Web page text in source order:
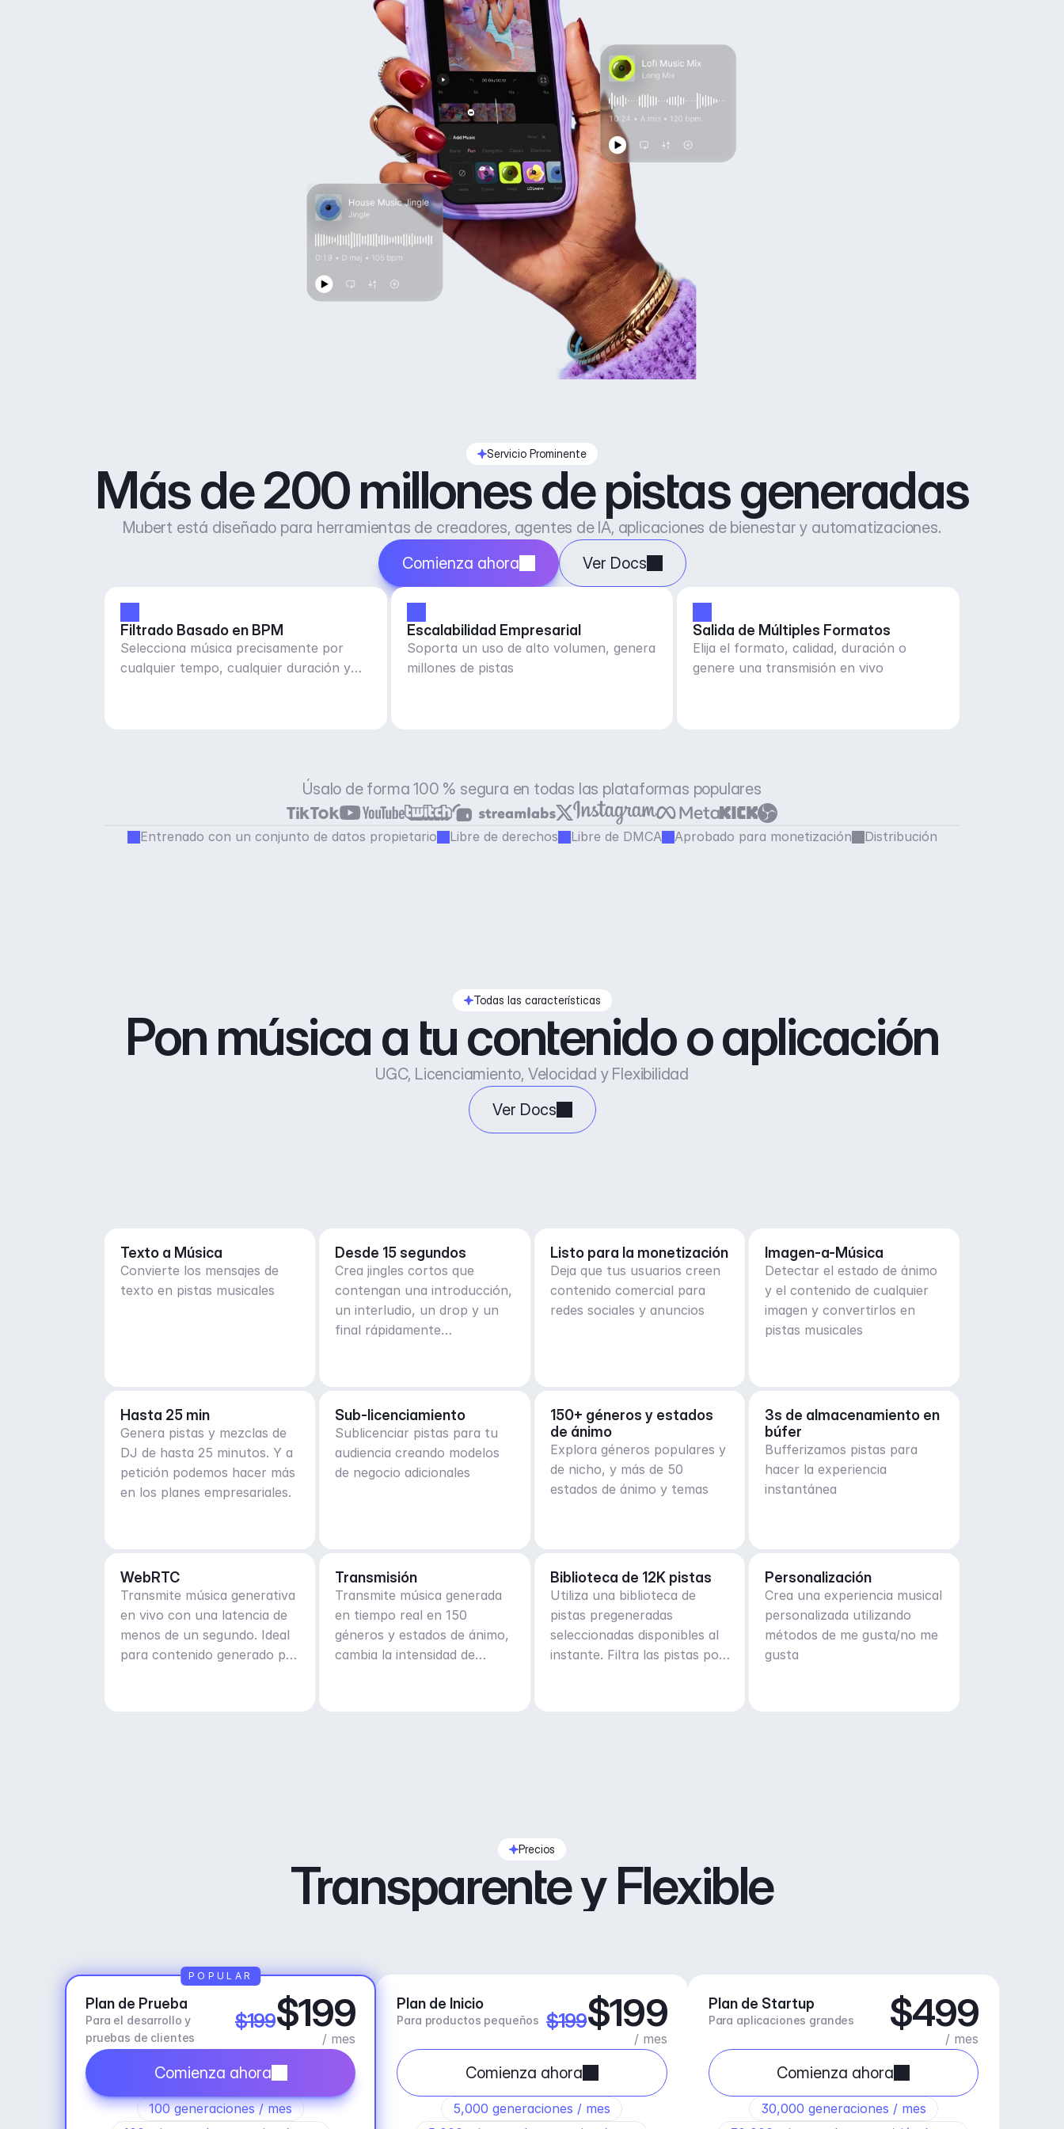
Servicio Prominente
Más de 200 millones de pistas generadas
Mubert está diseñado para herramientas de creadores, agentes de IA, aplicaciones de bienestar y automatizaciones.
Comienza ahora
Ver Docs
Filtrado Basado en BPM
Selecciona música precisamente por
cualquier tempo, cualquier duración y
Escalabilidad Empresarial
Soporta un uso de alto volumen, genera
millones de pistas
Salida de Múltiples Formatos
Elija el formato, calidad, duración o
genere una transmisión en vivo
Úsalo de forma 100 % segura en todas las plataformas populares
Entrenado con un conjunto de datos propietario Libre de derechos Libre de DMCA Aprobado para monetización Distribución
Todas las características
Pon música a tu contenido o aplicación
UGC, Licenciamiento, Velocidad y Flexibilidad
Ver Docs
Texto a Música
Convierte los mensajes de
texto en pistas musicales
Desde 15 segundos
Crea jingles cortos que
contengan una introducción,
un interludio, un drop y un
final rápidamente
Listo para la monetización
Deja que tus usuarios creen
contenido comercial para
redes sociales y anuncios
Imagen-a-Música
Detectar el estado de ánimo
y el contenido de cualquier
imagen y convertirlos en
pistas musicales
Hasta 25 min
Genera pistas y mezclas de
DJ de hasta 25 minutos. Y a
petición podemos hacer más
en los planes empresariales.
Sub-licenciamiento
Sublicenciar pistas para tu
audiencia creando modelos
de negocio adicionales
150+ géneros y estados
de ánimo
Explora géneros populares y
de nicho, y más de 50
estados de ánimo y temas
3s de almacenamiento en
búfer
Bufferizamos pistas para
hacer la experiencia
instantánea
WebRTC
Transmite música generativa
en vivo con una latencia de
menos de un segundo. Ideal
para contenido generado por
Transmisión
Transmite música generada
en tiempo real en 150
géneros y estados de ánimo,
cambia la intensidad de
Biblioteca de 12K pistas
Utiliza una biblioteca de
pistas pregeneradas
seleccionadas disponibles al
instante. Filtra las pistas por
Personalización
Crea una experiencia musical
personalizada utilizando
métodos de me gusta/no me
gusta
Precios
Transparente y Flexible
Plan de Prueba
Para el desarrollo y
pruebas de clientes
$199$199
/ mes
Comienza ahora
100 generaciones / mes
POPULAR
Plan de Inicio
Para productos pequeños $199$199
/ mes
Comienza ahora
5,000 generaciones / mes
Plan de Startup
Para aplicaciones grandes $499
/ mes
Comienza ahora
30,000 generaciones / mes